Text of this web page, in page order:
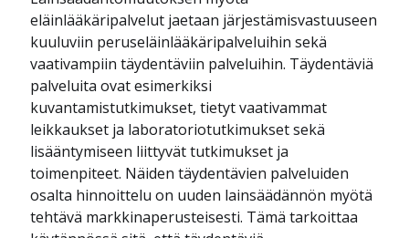
eläinlääkäripalvelut jaetaan järjestämisvastuuseen
kuuluviin peruseläinlääkäripalveluihin sekä
vaativampiin täydentäviin palveluihin. Täydentäviä
palveluita ovat esimerkiksi
kuvantamistutkimukset, tietyt vaativammat
leikkaukset ja laboratoriotutkimukset sekä
lisääntymiseen liittyvät tutkimukset ja
toimenpiteet. Näiden täydentävien palveluiden
osalta hinnoittelu on uuden lainsäädännön myötä
tehtävä markkinaperusteisesti. Tämä tarkoittaa